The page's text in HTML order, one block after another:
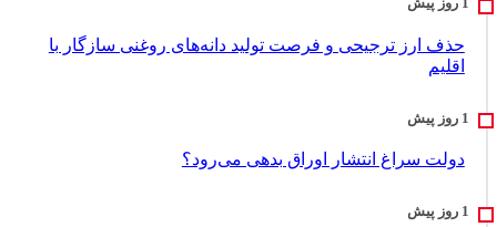
حذف ارز ترجیحی و فرصت تولید دانه‌های روغنی سازگار با
اقلیم
دولت سراغ انتشار اوراق بدهی می‌رود؟